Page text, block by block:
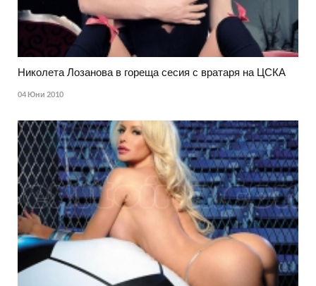
Николета Лозанова в гореща сесия с вратаря на ЦСКА
04 Юни 2010